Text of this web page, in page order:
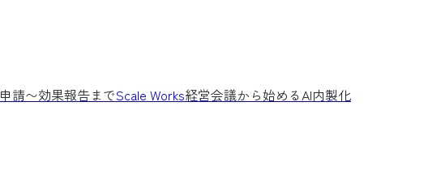
申請〜効果報告までScale Works経営会議から始めるAI内製化